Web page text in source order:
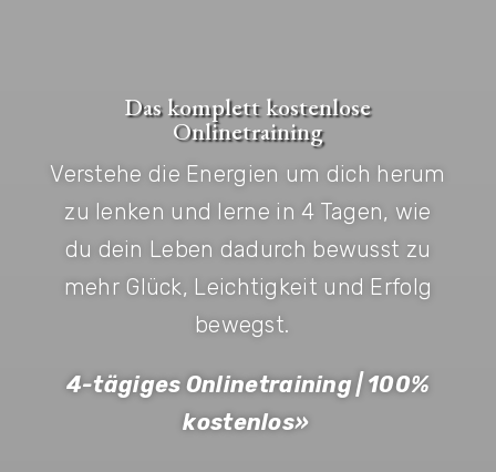
Das komplett kostenlose
Onlinetraining
Verstehe die Energien um dich herum
zu lenken und lerne in 4 Tagen, wie
du dein Leben dadurch bewusst zu
mehr Glück, Leichtigkeit und Erfolg
bewegst.
4-tägiges Onlinetraining | 100%
kostenlos»